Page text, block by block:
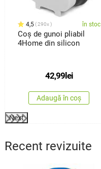
4,5 290x în stoc
Coș de gunoi pliabil
4Home din silicon
42,99 lei
Adaugă în coș
Next
Recent revizuite